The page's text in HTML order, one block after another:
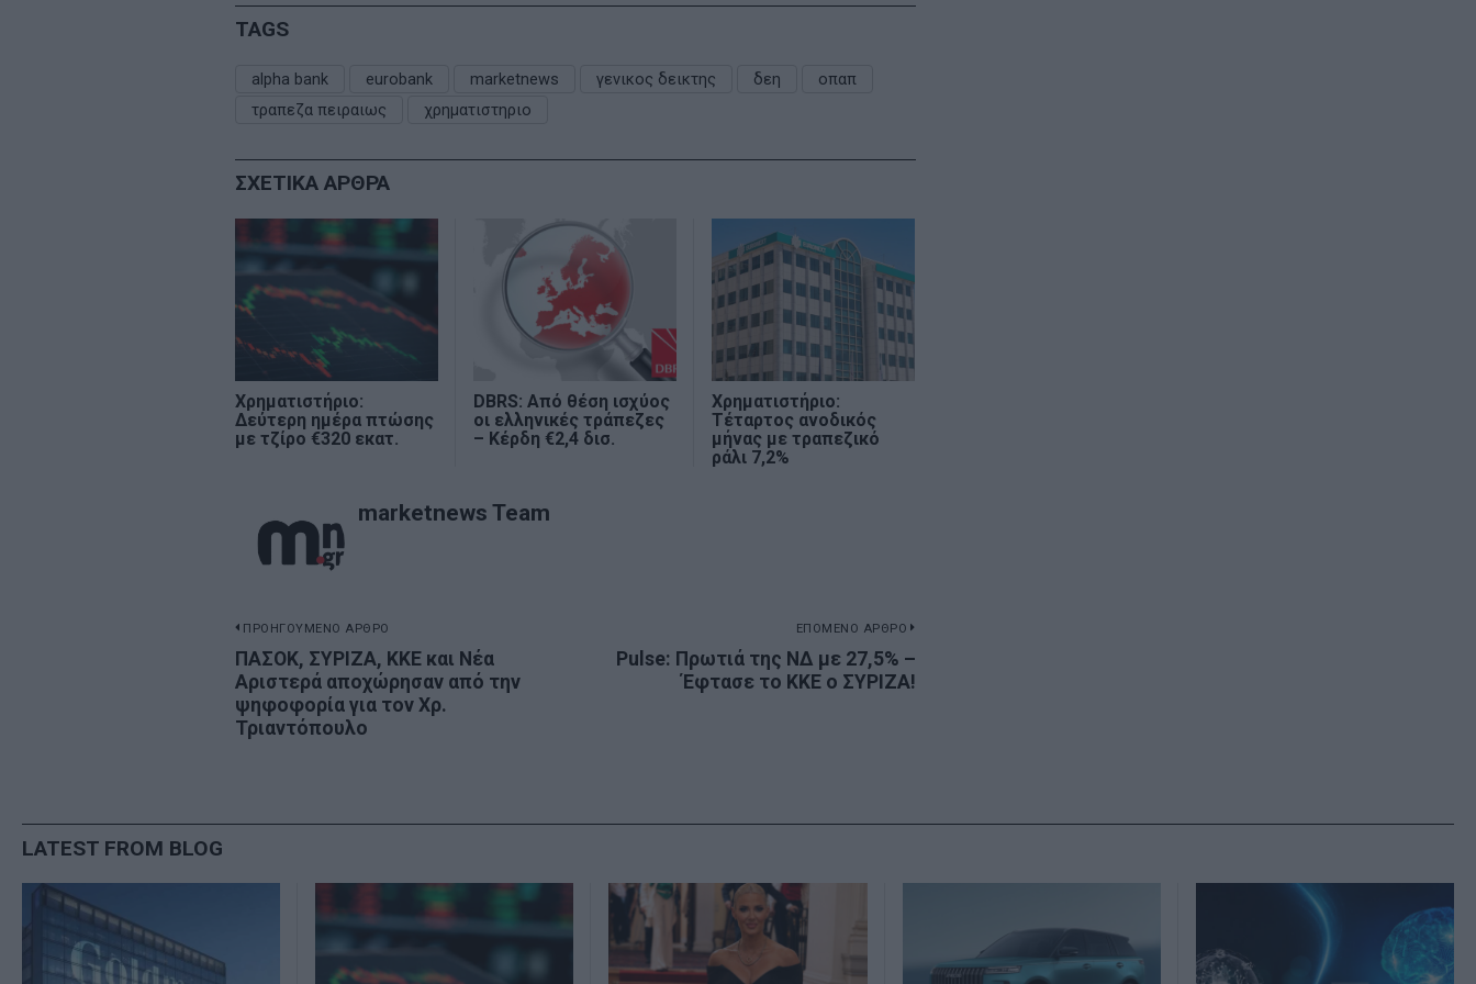
TAGS
alpha bank eurobank marketnews γενικος δεικτης δεη
οπαπ
τραπεζα πειραιως
χρηματιστηριο
ΣΧΕΤΙΚΑ ΑΡΘΡΑ
Χρηματιστήριο:
Δεύτερη ημέρα πτώσης
με τζίρο €320 εκατ.
DBRS: Από θέση ισχύος
οι ελληνικές τράπεζες
– Κέρδη €2,4 δισ.
Χρηματιστήριο:
Τέταρτος ανοδικός
μήνας με τραπεζικό
ράλι 7,2%
marketnews Team
Πλοήγηση
άρθρων
ΠΡΟΗΓΟΥΜΕΝΟ ΑΡΘΡΟ
Previous
post:
ΠΑΣΟΚ, ΣΥΡΙΖΑ, KKE και Νέα
Αριστερά αποχώρησαν από την
ψηφοφορία για τον Χρ.
Τριαντόπουλο
ΕΠΟΜΕΝΟ ΑΡΘΡΟ
Next
post:
Pulse: Πρωτιά της ΝΔ με 27,5% –
Έφτασε το ΚΚΕ ο ΣΥΡΙΖΑ!
LATEST FROM BLOG